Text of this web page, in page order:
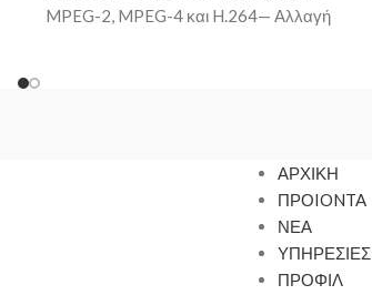
MPEG-2, MPEG-4 και H.264— Αλλαγή
ΑΡΧΙΚΗ
ΠΡΟIONTA
ΝΕΑ
ΥΠΗΡΕΣΙΕΣ
ΠΡΟΦΙΛ